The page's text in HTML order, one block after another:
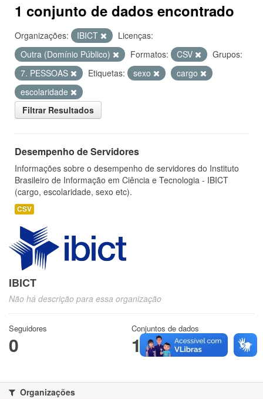
1 conjunto de dados encontrado
Organizações: IBICT
Licenças:
Outra (Domínio Público)
Formatos: CSV
Grupos:
7. PESSOAS
Etiquetas: sexo
cargo
escolaridade
Filtrar Resultados
Desempenho de Servidores
Informações sobre o desempenho de servidores do Instituto
Brasileiro de Informação em Ciência e Tecnologia - IBICT
(cargo, escolaridade, sexo etc).
CSV
IBICT
Não há descrição para essa organização
Seguidores
0
Conjuntos de dados
1
Organizações